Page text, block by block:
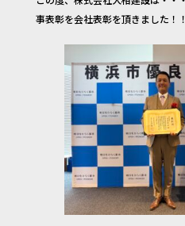
e
b
o
o
k
te
r
事表彰を会社表彰を頂きました！